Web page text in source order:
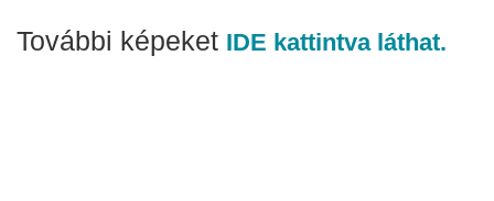
További képeket IDE kattintva láthat.